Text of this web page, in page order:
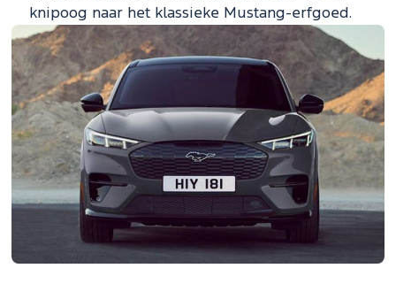
knipoog naar het klassieke Mustang-erfgoed.